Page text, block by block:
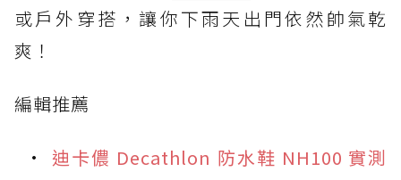
或戶外穿搭，讓你下雨天出門依然帥氣乾
爽！
編輯推薦
迪卡儂 Decathlon 防水鞋 NH100 實測